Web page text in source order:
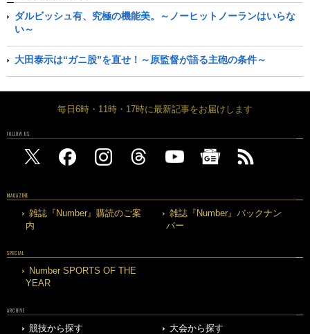
ダルビッシュ有、究極の機能美。～ノーヒットノーランはいらな
い～
大田泰示は“ガニ股”を直せ！～原監督が語る主砲の条件～
毎日6時・11時・17時に最新記事をお届けします
FOLLOW US
MAGAZINE
雑誌『Number』購読のご案
内
雑誌『Number』バックナン
バー
SPECIAL
Number SPORTS OF THE
YEAR
ARCHIVE
競技から探す
大会から探す